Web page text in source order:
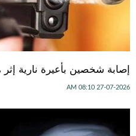
إصابة شخصين بأعيرة نارية
27-07-2026 08:10 AM